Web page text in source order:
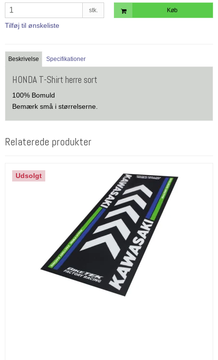
stk. Køb
Tilføj til ønskeliste
Beskrivelse Specifikationer
HONDA T-Shirt herre sort
100% Bomuld
Bemærk små i størrelserne.
Relaterede produkter
Udsolgt